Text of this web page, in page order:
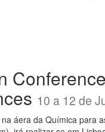
10 a 12 de
áera da Química para